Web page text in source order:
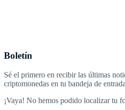
Boletín
Sé el primero en recibir las últimas
criptomonedas en tu bandeja de
¡Vaya! No hemos podido localizar tu